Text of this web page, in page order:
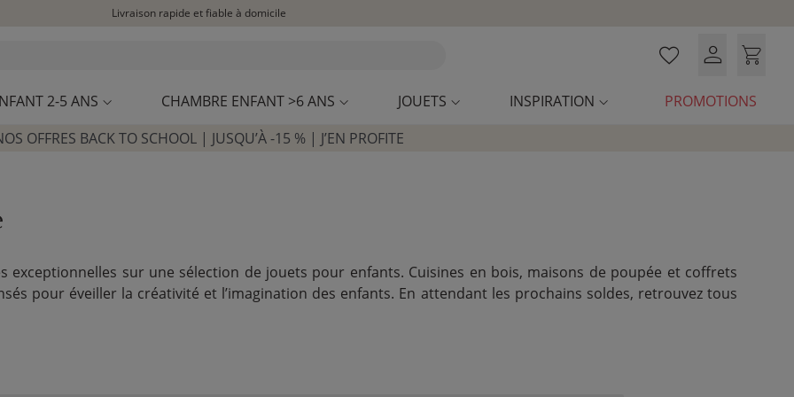
Livraison rapide et fiable à domicile
2-5 ANS CHAMBRE ENFANT >6 ANS JOUETS INSPIRATION
PROMOTIONS
OFFRES BACK TO SCHOOL | JUSQU’À -15 % | J’EN PROFITE
exceptionnelles sur une sélection de jouets pour enfants. Cuisines en bois, maisons de poupée et coffrets
pour éveiller la créativité et l’imagination des enfants. En attendant les prochains soldes, retrouvez tous